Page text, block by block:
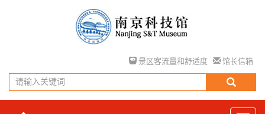
景区客流量和舒适度 馆长信箱